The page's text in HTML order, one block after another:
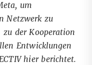
um
Netzwerk zu
der Kooperation
Entwicklungen
hierberichtet.